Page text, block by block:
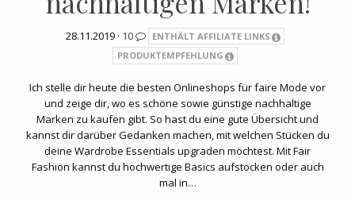
28.11.2019 · 10
ENTHÄLT AFFILIATE LINKS
PRODUKTEMPFEHLUNG
Ich stelle dir heute die besten Onlineshops für faire Mode vor
und zeige dir, wo es schöne sowie günstige nachhaltige
Marken zu kaufen gibt. So hast du eine gute Übersicht und
kannst dir darüber Gedanken machen, mit welchen Stücken du
deine Wardrobe Essentials upgraden möchtest. Mit Fair
Fashion kannst du hochwertige Basics aufstocken oder auch
mal in…